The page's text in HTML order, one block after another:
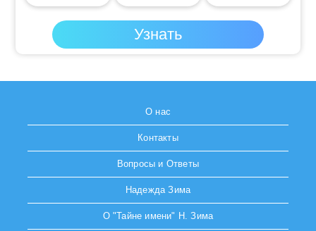
О нас
Контакты
Вопросы и Ответы
Надежда Зима
О "Тайне имени" Н. Зима